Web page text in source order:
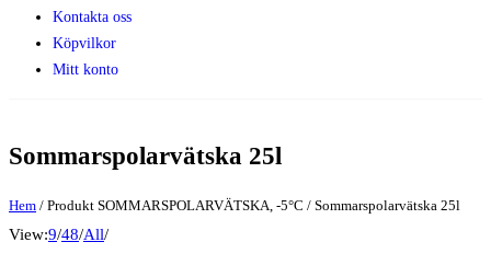
Kontakta oss
Köpvilkor
Mitt konto
Sommarspolarvätska 25l
Hem / Produkt SOMMARSPOLARVÄTSKA, -5°C / Sommarspolarvätska 25l
View:9/48/All/